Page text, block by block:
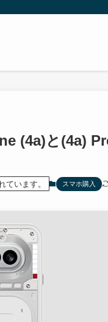
(4a)と(4a)
ています。 スマホ購入